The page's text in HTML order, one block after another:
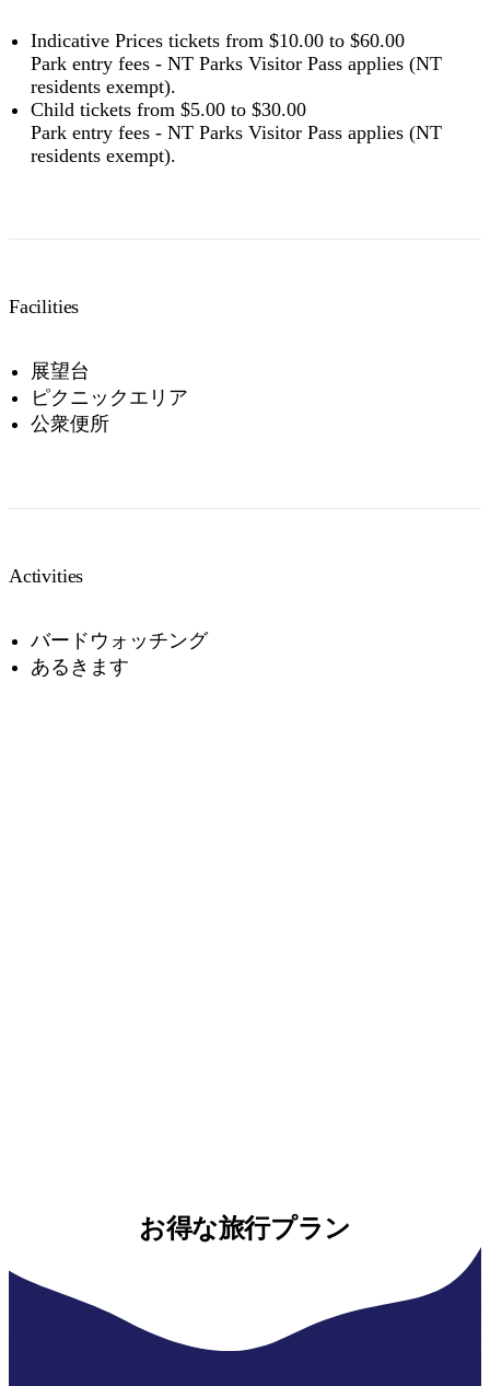
Indicative Prices tickets from $10.00 to $60.00
Park entry fees - NT Parks Visitor Pass applies (NT
residents exempt).
Child tickets from $5.00 to $30.00
Park entry fees - NT Parks Visitor Pass applies (NT
residents exempt).
Facilities
展望台
ピクニックエリア
公衆便所
Activities
バードウォッチング
あるきます
お得な旅行プラン